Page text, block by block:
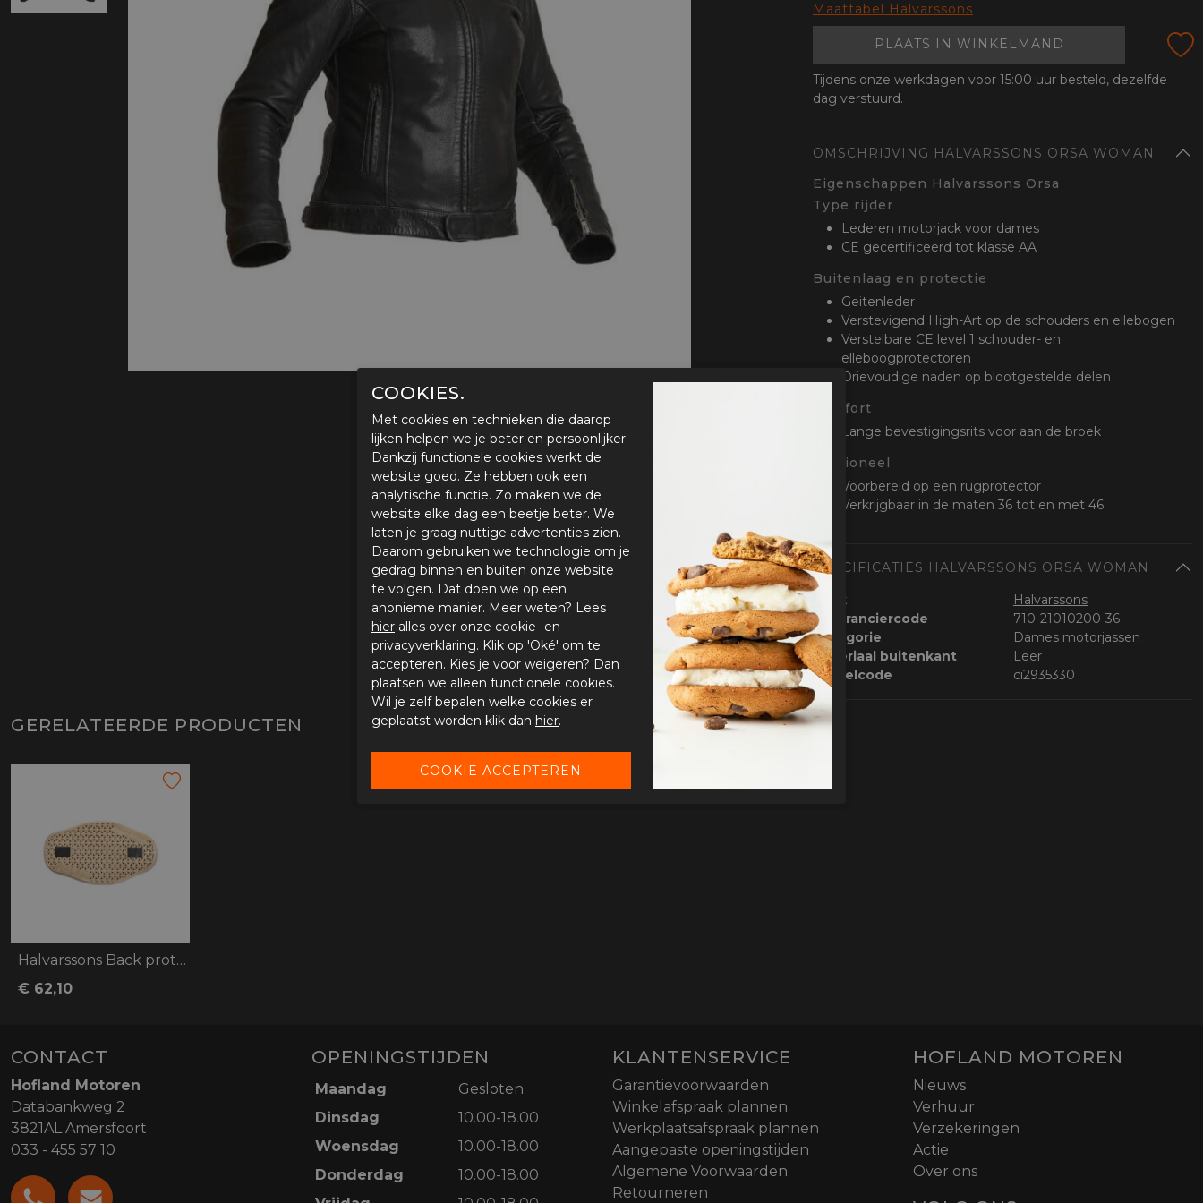
Sloten
Telefoon
Maattabel Halvarssons
PLAATS IN WINKELMAND
Tijdens onze werkdagen voor 15:00 uur besteld, dezelfde
dag verstuurd.
OMSCHRIJVING HALVARSSONS ORSA WOMAN
Eigenschappen Halvarssons Orsa
Type rijder
Lederen motorjack voor dames
CE gecertificeerd tot klasse AA
Buitenlaag en protectie
Geitenleder
Verstevigend High-Art op de schouders en ellebogen
Verstelbare CE level 1 schouder- en
elleboogprotectoren
Drievoudige naden op blootgestelde delen
Comfort
Lange bevestigingsrits voor aan de broek
Optioneel
Voorbereid op een rugprotector
Verkrijgbaar in de maten 36 tot en met 46
SPECIFICATIES HALVARSSONS ORSA WOMAN
Merk
Halvarssons
Leveranciercode
710-21010200-36
Categorie
Dames motorjassen
Materiaal buitenkant
Leer
Bestelcode
ci2935330
GERELATEERDE PRODUCTEN
Halvarssons Back protector Melbyn
€ 62,10
CONTACT
Hofland Motoren
Databankweg 2
3821AL Amersfoort
033 - 455 57 10
OPENINGSTIJDEN
Maandag
Gesloten
Dinsdag
10.00-18.00
Woensdag
10.00-18.00
Donderdag
10.00-18.00
KLANTENSERVICE
Garantievoorwaarden
Winkelafspraak plannen
Werkplaatsafspraak plannen
Aangepaste openingstijden
Algemene Voorwaarden
Retourneren
HOFLAND MOTOREN
Nieuws
Verhuur
Verzekeringen
Actie
Over ons
COOKIES.
Met cookies en technieken die daarop
lijken helpen we je beter en persoonlijker.
Dankzij functionele cookies werkt de
website goed. Ze hebben ook een
analytische functie. Zo maken we de
website elke dag een beetje beter. We
laten je graag nuttige advertenties zien.
Daarom gebruiken we technologie om je
gedrag binnen en buiten onze website
te volgen. Dat doen we op een
anonieme manier. Meer weten? Lees
hier alles over onze cookie- en
privacyverklaring. Klik op 'Oké' om te
accepteren. Kies je voor weigeren? Dan
plaatsen we alleen functionele cookies.
Wil je zelf bepalen welke cookies er
geplaatst worden klik dan hier.